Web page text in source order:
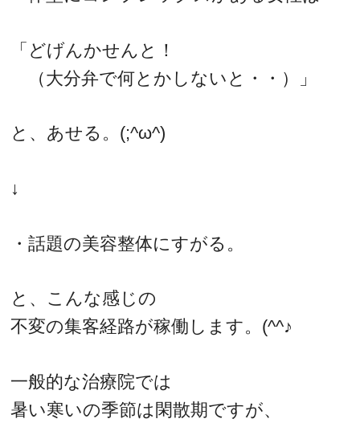
「どげんかせんと！
（大分弁で何とかしないと・・）」
と、あせる。(;^ω^)
↓
・話題の美容整体にすがる。
と、こんな感じの
不変の集客経路が稼働します。(^^♪
一般的な治療院では
暑い寒いの季節は閑散期ですが、